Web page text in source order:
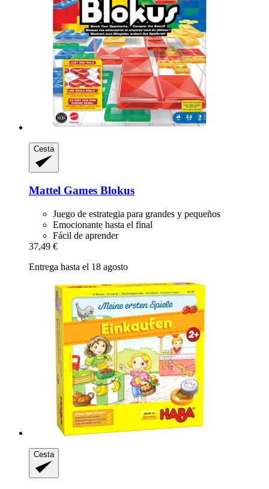
Cesta
Mattel Games Blokus
Juego de estrategia para grandes y pequeños
Emocionante hasta el final
Fácil de aprender
37,49 €
Entrega hasta el 18 agosto
Cesta